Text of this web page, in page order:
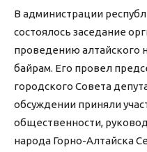
В администрации
состоялось заседание
проведению алтайского
байрам. Его провел
городского Совета
обсуждении приняли
общественности,
народа Горно-Алтайска